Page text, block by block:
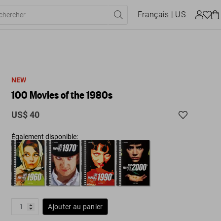
Français | US
NEW
100 Movies of the 1980s
US$ 40
Également disponible:
Ajouter au panier